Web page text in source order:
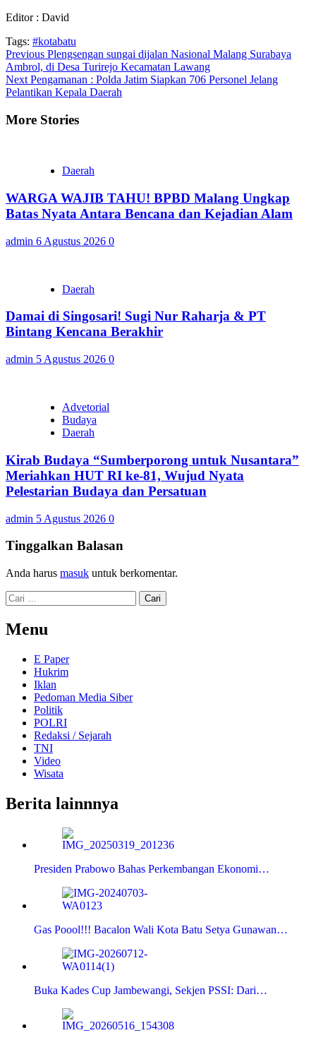
Editor : David
Tags: #kotabatu
Continue
Reading
Previous Plengsengan sungai dijalan Nasional Malang Surabaya
Ambrol, di Desa Turirejo Kecamatan Lawang
Next Pengamanan : Polda Jatim Siapkan 706 Personel Jelang
Pelantikan Kepala Daerah
More Stories
Daerah
WARGA WAJIB TAHU! BPBD Malang Ungkap
Batas Nyata Antara Bencana dan Kejadian Alam
admin 6 Agustus 2026 0
Daerah
Damai di Singosari! Sugi Nur Raharja & PT
Bintang Kencana Berakhir
admin 5 Agustus 2026 0
Advetorial
Budaya
Daerah
Kirab Budaya “Sumberporong untuk Nusantara”
Meriahkan HUT RI ke-81, Wujud Nyata
Pelestarian Budaya dan Persatuan
admin 5 Agustus 2026 0
Tinggalkan Balasan
Anda harus masuk untuk berkomentar.
Cari
untuk:
Menu
E Paper
Hukrim
Iklan
Pedoman Media Siber
Politik
POLRI
Redaksi / Sejarah
TNI
Video
Wisata
Berita lainnnya
Presiden Prabowo Bahas Perkembangan Ekonomi…
Gas Poool!!! Bacalon Wali Kota Batu Setya Gunawan…
Buka Kades Cup Jambewangi, Sekjen PSSI: Dari…